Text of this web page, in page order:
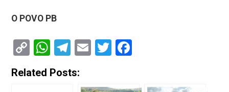
O POVO PB
Copy
Link
WhatsApp
Telegram
EmailTwitter
Related Posts: